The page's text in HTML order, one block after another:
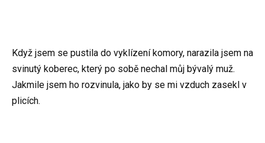
Když jsem se pustila do vyklízení komory, narazila jsem na
svinutý koberec, který po sobě nechal můj bývalý muž.
Jakmile jsem ho rozvinula, jako by se mi vzduch zasekl v
plicích.